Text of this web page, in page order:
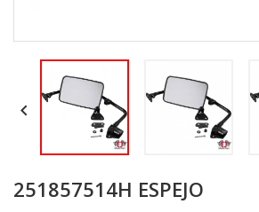

251857514H ESPEJO